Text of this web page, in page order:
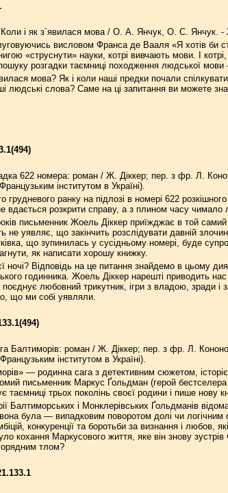
Коли і як з`явилася мова / О. А. Янчук, О. С. Янчук.
висловом Франса де Вааля «Я хотів би
«струснути» науки, котрі вивчають мови. І
розгадки таємниці походження людської мови
мова? Як і коли наші предки почали
людські слова? Саме на ці запитання ви можете
622 номера: роман / Ж. Діккер; пер. з фр. Л.
інститутом в Україні).
грудневого ранку на підлозі в номері 622
не вдається розкрити справу, а з плином часу
письменник Жоель Діккер приїжджає в той
не уявляє, що закінчить розслідувати давній
що зупинилась у сусідньому номері, буде
як написати хорошу книжку.
ночі? Відповідь на це питання знайдемо в цьому
годинника. Жоель Діккер нарешті приводить
любовний трикутник, ігри з владою, зради і
що ми собі уявляли.
Балтиморів: роман / Ж. Діккер; пер. з фр. Л.
інститутом в Україні).
— родинна сага з детективним сюжетом,
письменник Маркус Ґольдман (герой
таємниці трьох поколінь своєї родини і пише нову
Балтиморських і Монклерівських Ґольдманів
була — випадковим поворотом долі чи логічним
конкуренції та боротьби за визнання і любов,
кохання Маркусового життя, яке він знову зустрів
тлом?